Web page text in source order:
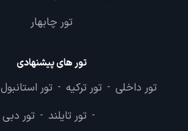
تور چابهار
تور های پیشنهادی
تور داخلی - تور ترکیه - تور استانبول
- تور تایلند - تور دبی